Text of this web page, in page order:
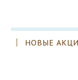
НОВЫЕ